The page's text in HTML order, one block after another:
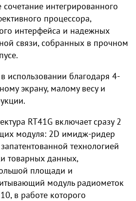
интегрированного
процессора,
интерфейса и надежных
связи, собранных в прочном
использовании благодаря 4-
экрану, малому весу и
RT41G включает сразу 2
модуля: 2D имидж-ридер
технологией
товарных данных,
площади и
модуль радиометок
в работе которого